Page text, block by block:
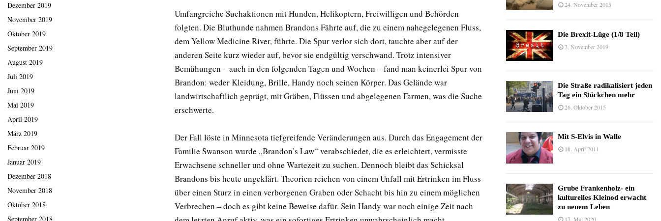
Umfangreiche Suchaktionen mit Hunden, Helikoptern, Freiwilligen und Behörden
folgten. Die Bluthunde nahmen Brandons Fährte auf, die zu einem nahegelegenen Fluss,
dem Yellow Medicine River, führte. Die Spur verlor sich dort, tauchte aber auf der
anderen Seite kurz wieder auf, bevor sie endgültig verschwand. Trotz intensiver
Bemühungen – auch in den folgenden Tagen und Wochen – fand man keinerlei Spur von
Brandon: weder Kleidung, Brille, Handy noch seinen Körper. Das Gelände war
landwirtschaftlich geprägt, mit Gräben, Flüssen und abgelegenen Farmen, was die Suche
erschwerte.
Der Fall löste in Minnesota tiefgreifende Veränderungen aus. Durch das Engagement der
Familie Swanson wurde „Brandon’s Law“ verabschiedet, die es erleichtert, vermisste
Erwachsene schneller und ohne Wartezeit zu suchen. Dennoch bleibt das Schicksal
Brandons bis heute ungeklärt. Theorien reichen von einem Unfall mit Ertrinken im Fluss
über einen Sturz in einen verborgenen Graben oder Schacht bis hin zu einem möglichen
Verbrechen – doch es gibt keine Beweise dafür. Sein Handy war noch einige Zeit nach
Dezember 2019
November 2019
Oktober 2019
September 2019
August 2019
Juli 2019
Juni 2019
Mai 2019
April 2019
März 2019
Februar 2019
Januar 2019
Dezember 2018
November 2018
Oktober 2018
September 2018
24. November 2015
Die Brexit-Lüge (1/8 Teil)
3. November 2019
Die Straße radikalisiert jeden
Tag ein Stückchen mehr
26. Oktober 2015
Mit S-Elvis in Walle
18. April 2011
Grube Frankenholz- ein
kulturelles Kleinod erwacht
zu neuem Leben
17. Mai 2020